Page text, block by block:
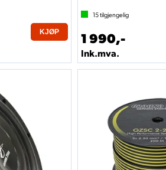
KJØP
15tilgjengelig
1 990,-
Ink.mva.